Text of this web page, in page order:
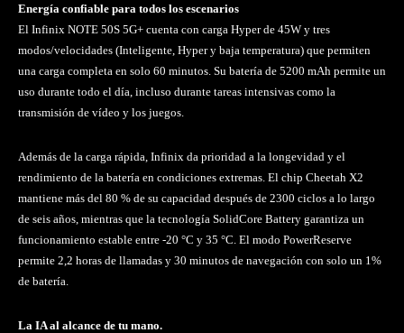
Energía confiable para todos los escenarios
El Infinix NOTE 50S 5G+ cuenta con carga Hyper de 45W y tres
modos/velocidades (Inteligente, Hyper y baja temperatura) que permiten
una carga completa en solo 60 minutos. Su batería de 5200 mAh permite un
uso durante todo el día, incluso durante tareas intensivas como la
transmisión de vídeo y los juegos.
Además de la carga rápida, Infinix da prioridad a la longevidad y el
rendimiento de la batería en condiciones extremas. El chip Cheetah X2
mantiene más del 80 % de su capacidad después de 2300 ciclos a lo largo
de seis años, mientras que la tecnología SolidCore Battery garantiza un
funcionamiento estable entre -20 °C y 35 °C. El modo PowerReserve
permite 2,2 horas de llamadas y 30 minutos de navegación con solo un 1%
de batería.
La IA al alcance de tu mano.